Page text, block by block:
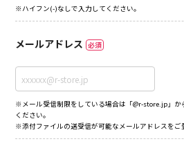
※ハイフン(-)なしで入力してください。
メールアドレス 必須
※メール受信制限をしている場合は「@r-store.jp」か
ください。
※添付ファイルの送受信が可能なメールアドレスをご